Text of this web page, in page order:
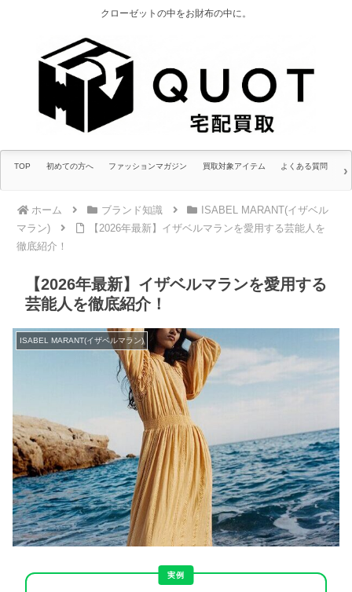
クローゼットの中をお財布の中に。
TOP 初めての方へ ファッションマガジン 買取対象アイテム よくある質問
ホーム ブランド知識
ISABEL MARANT(イザベル
マラン)
【2026年最新】イザベルマランを愛用する芸能人を
徹底紹介！
【2026年最新】イザベルマランを愛用する
芸能人を徹底紹介！
ISABEL MARANT(イザベルマラン)
実例